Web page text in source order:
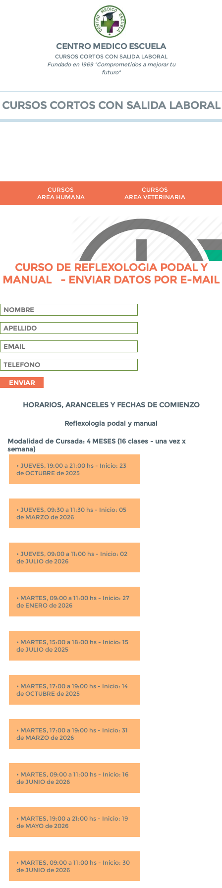
CENTRO MEDICO ESCUELA
CURSOS CORTOS CON SALIDA LABORAL
Fundado en 1969 "Comprometidos a mejorar tu
futuro"
CURSOS CORTOS CON SALIDA LABORAL
CURSOS
AREA HUMANA
CURSOS
AREA VETERINARIA
CURSO DE REFLEXOLOGIA PODAL Y
MANUAL - ENVIAR DATOS POR E-MAIL
HORARIOS, ARANCELES Y FECHAS DE COMIENZO
Reflexologia podal y manual
Modalidad de Cursada: 4 MESES (16 clases - una vez x
semana)
• JUEVES, 19:00 a 21:00 hs - Inicio: 23
de OCTUBRE de 2025
• JUEVES, 09:30 a 11:30 hs - Inicio: 05
de MARZO de 2026
• JUEVES, 09:00 a 11:00 hs - Inicio: 02
de JULIO de 2026
• MARTES, 09:00 a 11:00 hs - Inicio: 27
de ENERO de 2026
• MARTES, 15:00 a 18:00 hs - Inicio: 15
de JULIO de 2025
• MARTES, 17:00 a 19:00 hs - Inicio: 14
de OCTUBRE de 2025
• MARTES, 17:00 a 19:00 hs - Inicio: 31
de MARZO de 2026
• MARTES, 09:00 a 11:00 hs - Inicio: 16
de JUNIO de 2026
• MARTES, 19:00 a 21:00 hs - Inicio: 19
de MAYO de 2026
• MARTES, 09:00 a 11:00 hs - Inicio: 30
de JUNIO de 2026